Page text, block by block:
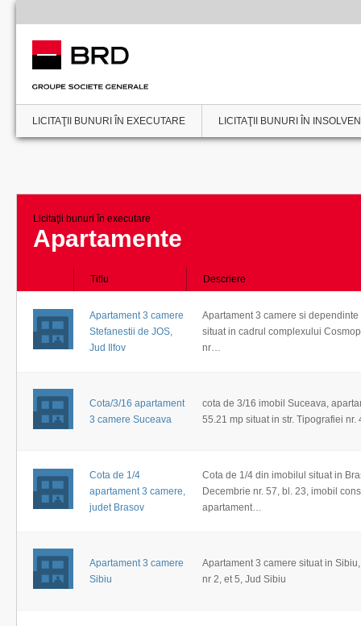
LICITAŢII BUNURI ÎN EXECUTARE LICITAŢII BUNURI ÎN
Licitaţii bunuri în executare
Apartamente
Titlu Descriere
Apartament 3 camere
Stefanestii de JOS,
Jud Ilfov
Apartament 3 camere si
situat in cadrul complexului
nr…
Cota/3/16 apartament
3 camere Suceava
cota de 3/16 imobil Suceava,
55.21 mp situat in str. Tipografiei nr.
Cota de 1/4
apartament 3 camere,
judet Brasov
Cota de 1/4 din imobilul situat in
Decembrie nr. 57, bl. 23, imobil
apartament…
Apartament 3 camere
Sibiu
Apartament 3 camere situat in
nr 2, et 5, Jud Sibiu